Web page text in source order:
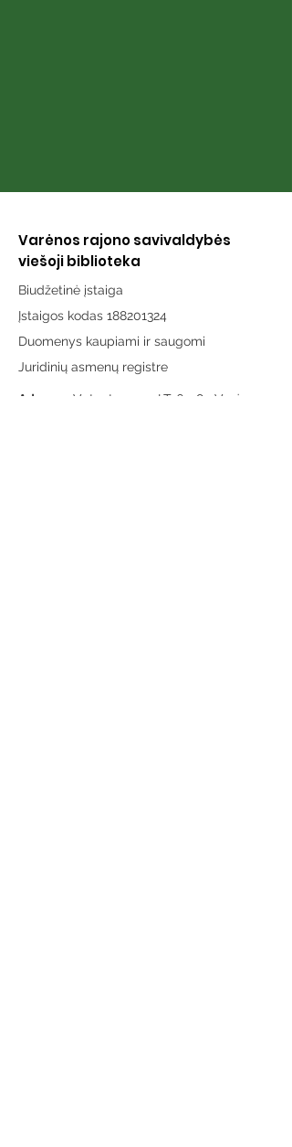
Varėnos rajono savivaldybės
viešoji biblioteka
Biudžetinė įstaiga
Įstaigos kodas 188201324
Duomenys kaupiami ir saugomi
Juridinių asmenų registre
Adresas:
Vytauto g. 19, LT-65189 Varėna